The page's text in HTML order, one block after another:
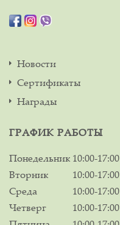
Новости
Сертификаты
Награды
ГРАФИК РАБОТЫ
Понедельник 10:00-17:00
Вторник
10:00-17:00
Среда
10:00-17:00
Четверг
10:00-17:00